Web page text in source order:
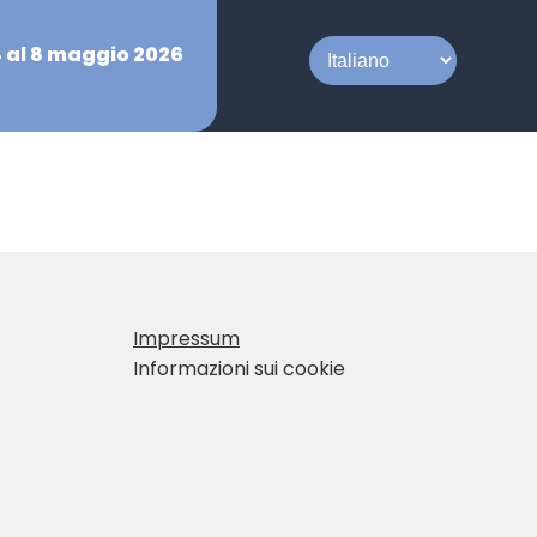
al 8 maggio 2026
Impressum
Informazioni sui cookie